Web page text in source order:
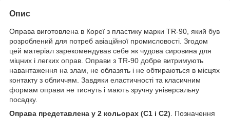
Опис
Оправа виготовлена в Кореї з пластику марки TR-90, який був
розроблений для потреб авіаційної промисловості. Згодом
цей матеріал зарекомендував себе як чудова сировина для
міцних і легких оправ. Оправи з TR-90 добре витримують
навантаження на злам, не облазять і не обтираються в місцях
контакту з обличчям. Завдяки еластичності та класичним
формам оправи не тиснуть і мають зручну універсальну
посадку.
Оправа представлена у 2 кольорах (С1 і С2) . Позначення